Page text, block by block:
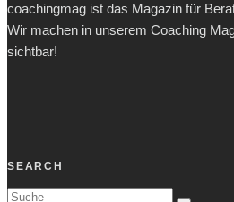
coachingmag ist das Magazin für
Wir machen in unserem Coaching
sichtbar!
SEARCH